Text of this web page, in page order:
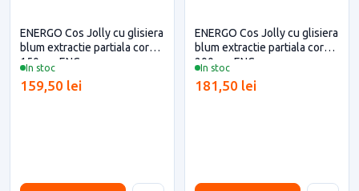
In stoc
ENERGO Cos Jolly cu glisiera
blum extractie partiala corp
150mm ENG
159,50 lei
In stoc
ENERGO Cos Jolly cu glisiera
blum extractie partiala corp
200mm ENG
181,50 lei